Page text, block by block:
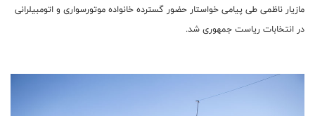
مازیار ناظمی طی پیامی خواستار حضور گسترده خانواده موتورسواری و اتومبیلرانی
در انتخابات ریاست جمهوری شد.